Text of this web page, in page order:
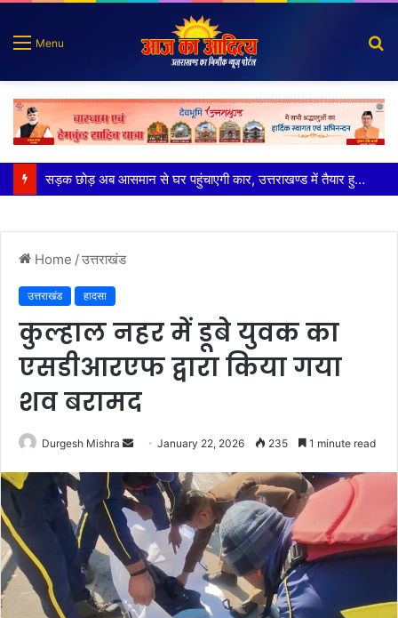
Menu
पुलिस मुठभेड़ में गोली लगने से घायल शातिर बदमाश गिरफ्तार
Home /उत्तराखंड
उत्तराखंड हादसा
कुल्हाल नहर में डूबे युवक का
एसडीआरएफ द्वारा किया गया
शव बरामद
Durgesh Mishra
Send
email
January 22, 2026 235 1 minute read